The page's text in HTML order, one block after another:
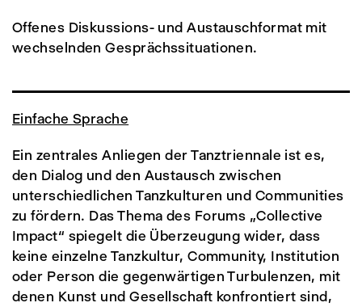
Offenes Diskussions- und Austauschformat mit
wechselnden Gesprächssituationen.
Einfache Sprache
Ein zentrales Anliegen der Tanztriennale ist es,
den Dialog und den Austausch zwischen
unterschiedlichen Tanzkulturen und Communities
zu fördern. Das Thema des Forums „Collective
Impact“ spiegelt die Überzeugung wider, dass
keine einzelne Tanzkultur, Community, Institution
oder Person die gegenwärtigen Turbulenzen, mit
denen Kunst und Gesellschaft konfrontiert sind,